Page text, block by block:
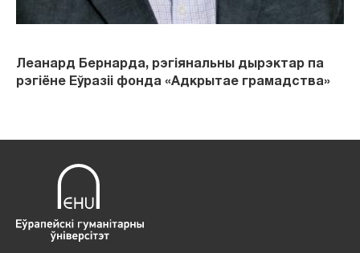
Леанард Бернарда, рэгіянальны дырэктар па
рэгіёне Еўразіі фонда «Адкрытае грамадства»